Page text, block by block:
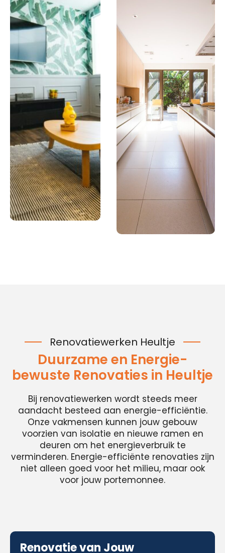
Renovatiewerken Heultje
Duurzame en Energie-
bewuste Renovaties in Heultje
Bij renovatiewerken wordt steeds meer
aandacht besteed aan energie-efficiëntie.
Onze vakmensen kunnen jouw gebouw
voorzien van isolatie en nieuwe ramen en
deuren om het energieverbruik te
verminderen. Energie-efficiënte renovaties zijn
niet alleen goed voor het milieu, maar ook
voor jouw portemonnee.
Renovatie van Jouw